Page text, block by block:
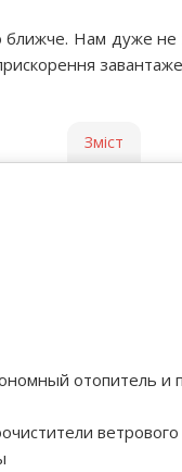
Нам дуже не
Зміст
отопитель и
ветрового